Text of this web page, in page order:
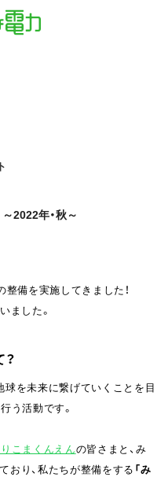
2022年・秋～
整備を実施してきました！
ました。
球を未来に繋げていく ことを目
う活動です。
こまくんえんの皆さまと、み
おり、私たちが整備をする 「み